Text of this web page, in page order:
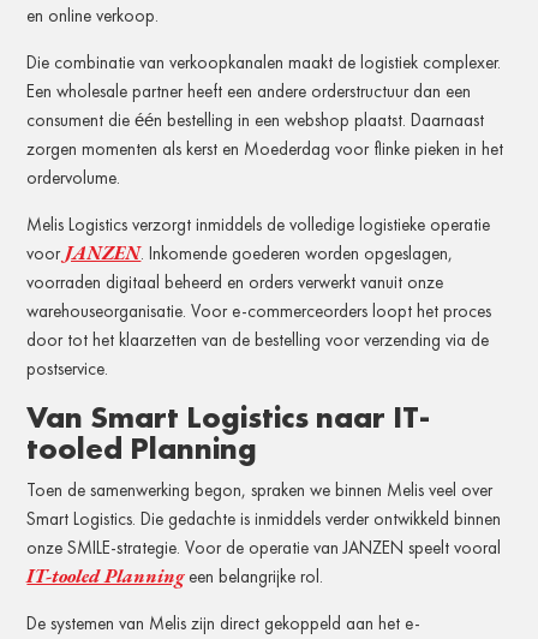
en online verkoop.
Die combinatie van verkoopkanalen maakt de logistiek complexer.
Een wholesale partner heeft een andere orderstructuur dan een
consument die één bestelling in een webshop plaatst. Daarnaast
zorgen momenten als kerst en Moederdag voor flinke pieken in het
ordervolume.
Melis Logistics verzorgt inmiddels de volledige logistieke operatie
voorJANZEN. Inkomende goederen worden opgeslagen,
voorraden digitaal beheerd en orders verwerkt vanuit onze
warehouseorganisatie. Voor e-commerceorders loopt het proces
door tot het klaarzetten van de bestelling voor verzending via de
postservice.
Van Smart Logistics naar IT-
tooled Planning
Toen de samenwerking begon, spraken we binnen Melis veel over
Smart Logistics. Die gedachte is inmiddels verder ontwikkeld binnen
onze SMILE-strategie. Voor de operatie van JANZEN speelt vooral
IT-tooled Planningeen belangrijke rol.
De systemen van Melis zijn direct gekoppeld aan het e-